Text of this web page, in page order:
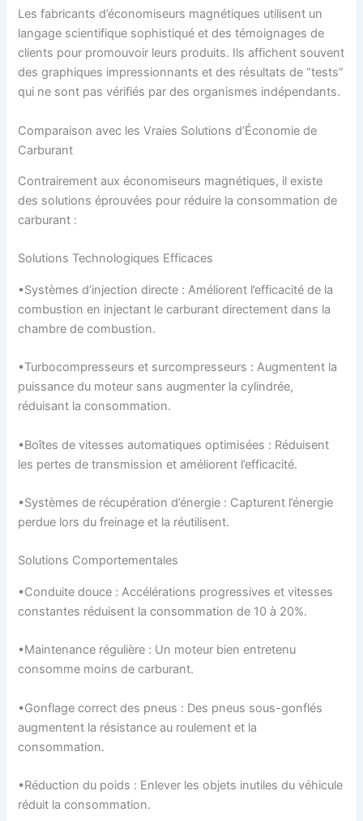
Les fabricants d’économiseurs magnétiques utilisent un
langage scientifique sophistiqué et des témoignages de
clients pour promouvoir leurs produits. Ils affichent souvent
des graphiques impressionnants et des résultats de “tests”
qui ne sont pas vérifiés par des organismes indépendants.
Comparaison avec les Vraies Solutions d’Économie de
Carburant
Contrairement aux économiseurs magnétiques, il existe
des solutions éprouvées pour réduire la consommation de
carburant :
Solutions Technologiques Efficaces
•Systèmes d’injection directe : Améliorent l’efficacité de la
combustion en injectant le carburant directement dans la
chambre de combustion.
•Turbocompresseurs et surcompresseurs : Augmentent la
puissance du moteur sans augmenter la cylindrée,
réduisant la consommation.
•Boîtes de vitesses automatiques optimisées : Réduisent
les pertes de transmission et améliorent l’efficacité.
•Systèmes de récupération d’énergie : Capturent l’énergie
perdue lors du freinage et la réutilisent.
Solutions Comportementales
•Conduite douce : Accélérations progressives et vitesses
constantes réduisent la consommation de 10 à 20%.
•Maintenance régulière : Un moteur bien entretenu
consomme moins de carburant.
•Gonflage correct des pneus : Des pneus sous-gonflés
augmentent la résistance au roulement et la
consommation.
•Réduction du poids : Enlever les objets inutiles du véhicule
réduit la consommation.